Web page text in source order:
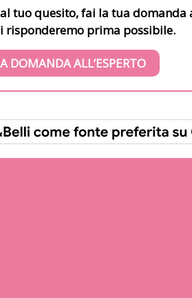
tuo quesito, fai la tua domanda
risponderemo prima possibile.
DOMANDA ALL’ESPERTO